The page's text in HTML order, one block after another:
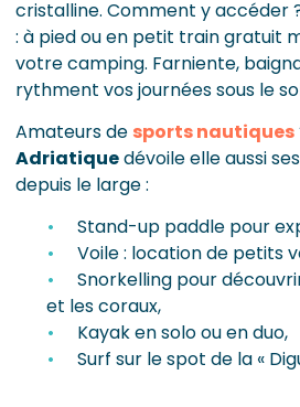
cristalline. Comment y accéder
: à pied ou en petit train gratuit
votre camping. Farniente,
rythment vos journées sous le
Amateurs de sports nautiques
Adriatiquedévoile elle aussi
depuis le large :
Stand-up paddle pour
Voile : location de petits
Snorkelling pour
et les coraux,
Kayak en solo ou en duo,
Surf sur le spot de la «